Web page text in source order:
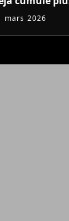
vues
mars 2026